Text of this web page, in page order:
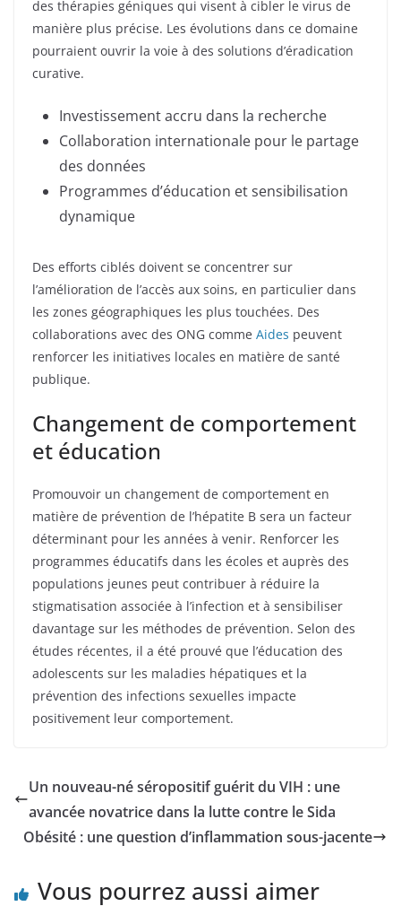
des thérapies géniques qui visent à cibler le virus de
manière plus précise. Les évolutions dans ce domaine
pourraient ouvrir la voie à des solutions d’éradication
curative.
Investissement accru dans la recherche
Collaboration internationale pour le partage
des données
Programmes d’éducation et sensibilisation
dynamique
Des efforts ciblés doivent se concentrer sur
l’amélioration de l’accès aux soins, en particulier dans
les zones géographiques les plus touchées. Des
collaborations avec des ONG comme Aides peuvent
renforcer les initiatives locales en matière de santé
publique.
Changement de comportement
et éducation
Promouvoir un changement de comportement en
matière de prévention de l’hépatite B sera un facteur
déterminant pour les années à venir. Renforcer les
programmes éducatifs dans les écoles et auprès des
populations jeunes peut contribuer à réduire la
stigmatisation associée à l’infection et à sensibiliser
davantage sur les méthodes de prévention. Selon des
études récentes, il a été prouvé que l’éducation des
adolescents sur les maladies hépatiques et la
prévention des infections sexuelles impacte
positivement leur comportement.
Un nouveau-né séropositif guérit du VIH : une
avancée novatrice dans la lutte contre le Sida
Obésité : une question d’inflammation sous-jacente
Vous pourrez aussi aimer